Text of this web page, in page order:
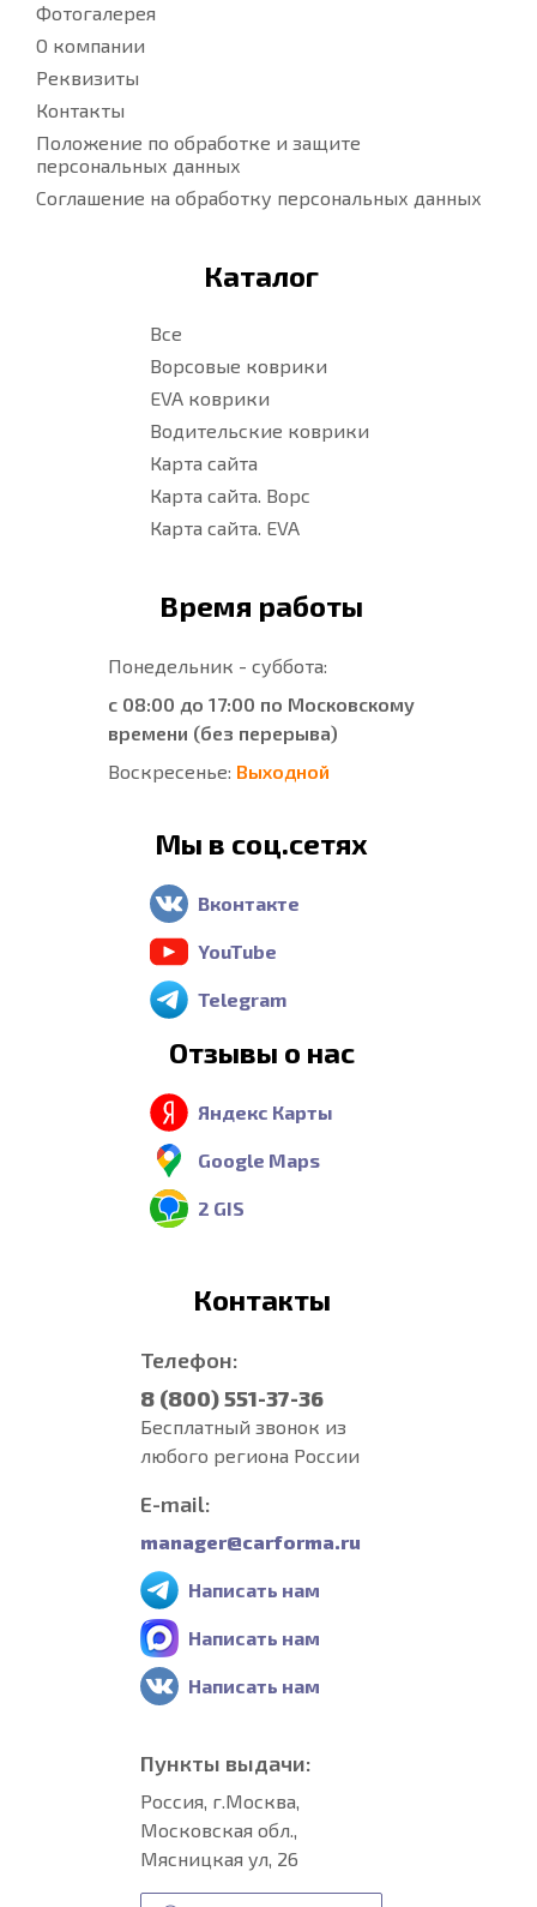
Фотогалерея
О компании
Реквизиты
Контакты
Положение по обработке и защите
персональных данных
Соглашение на обработку персональных данных
Каталог
Все
Ворсовые коврики
EVA коврики
Водительские коврики
Карта сайта
Карта сайта. Ворс
Карта сайта. EVA
Время работы
Понедельник - суббота:
с 08:00 до 17:00 по Московскому
времени (без перерыва)
Воскресенье: Выходной
Мы в соц.сетях
Вконтакте
YouTube
Telegram
Отзывы о нас
Яндекс Карты
Google Maps
2 GIS
Контакты
Телефон:
8 (800) 551-37-36
Бесплатный звонок из
любого региона России
E-mail:
manager@carforma.ru
Написать нам
Написать нам
Написать нам
Пункты выдачи:
Россия, г.Москва,
Московская обл.,
Мясницкая ул, 26